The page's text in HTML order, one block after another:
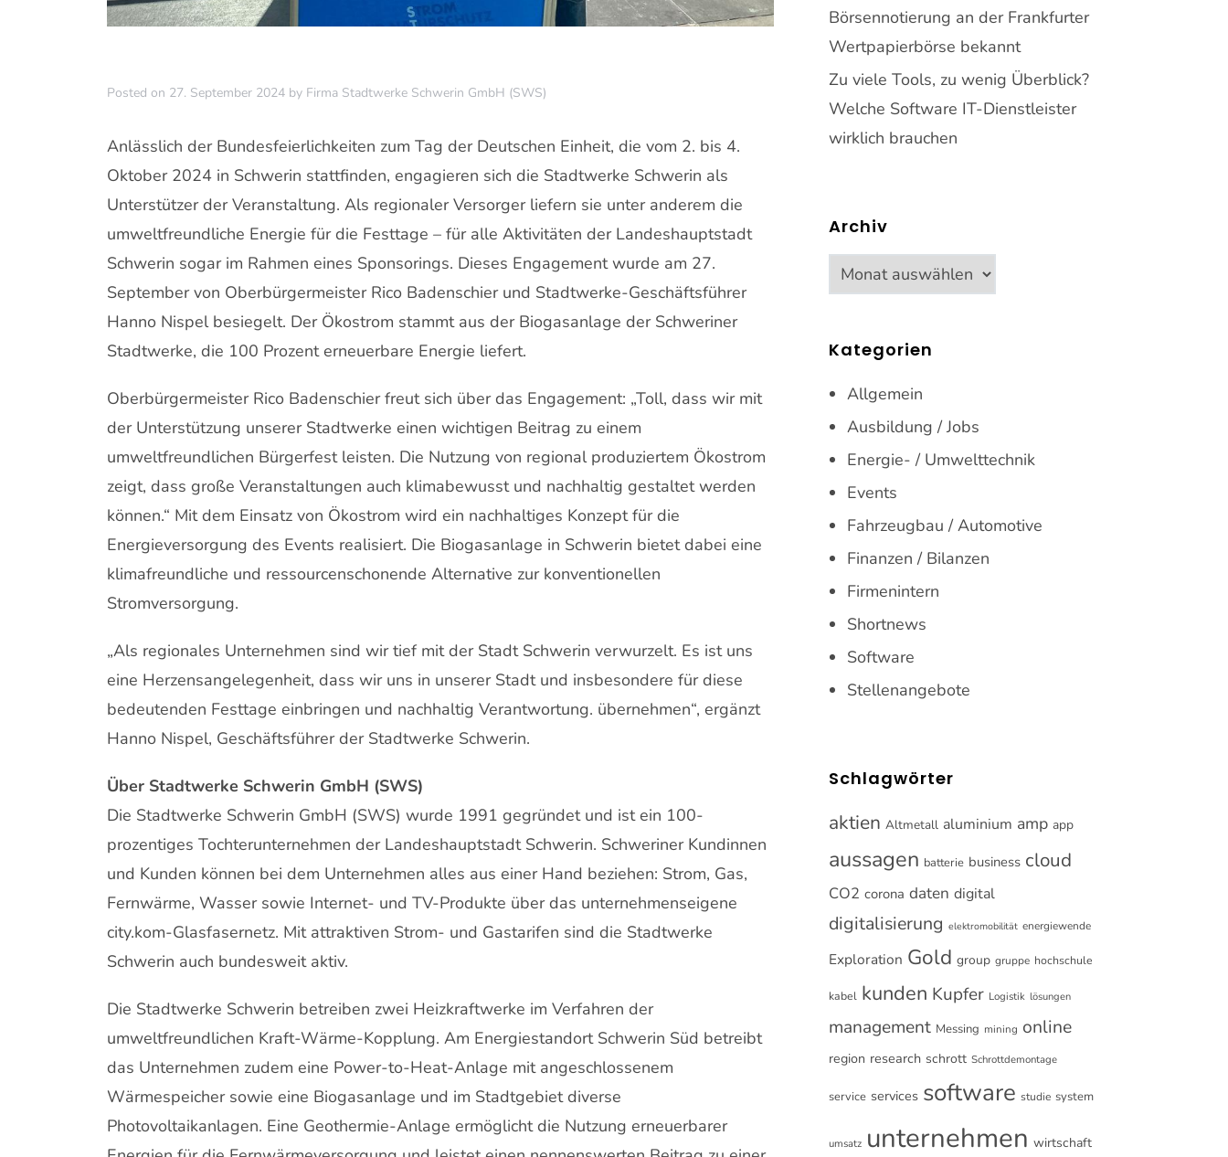
Posted on 27. September 2024 by Firma Stadtwerke Schwerin GmbH (SWS)
Anlässlich der Bundesfeierlichkeiten zum Tag der Deutschen Einheit, die vom 2. bis 4.
Oktober 2024 in Schwerin stattfinden, engagieren sich die Stadtwerke Schwerin als
Unterstützer der Veranstaltung. Als regionaler Versorger liefern sie unter anderem die
umweltfreundliche Energie für die Festtage – für alle Aktivitäten der Landeshauptstadt
Schwerin sogar im Rahmen eines Sponsorings. Dieses Engagement wurde am 27.
September von Oberbürgermeister Rico Badenschier und Stadtwerke-Geschäftsführer
Hanno Nispel besiegelt. Der Ökostrom stammt aus der Biogasanlage der Schweriner
Stadtwerke, die 100 Prozent erneuerbare Energie liefert.
Oberbürgermeister Rico Badenschier freut sich über das Engagement: „Toll, dass wir mit
der Unterstützung unserer Stadtwerke einen wichtigen Beitrag zu einem
umweltfreundlichen Bürgerfest leisten. Die Nutzung von regional produziertem Ökostrom
zeigt, dass große Veranstaltungen auch klimabewusst und nachhaltig gestaltet werden
können.“ Mit dem Einsatz von Ökostrom wird ein nachhaltiges Konzept für die
Energieversorgung des Events realisiert. Die Biogasanlage in Schwerin bietet dabei eine
klimafreundliche und ressourcenschonende Alternative zur konventionellen
Stromversorgung.
„Als regionales Unternehmen sind wir tief mit der Stadt Schwerin verwurzelt. Es ist uns
eine Herzensangelegenheit, dass wir uns in unserer Stadt und insbesondere für diese
bedeutenden Festtage einbringen und nachhaltig Verantwortung. übernehmen“, ergänzt
Hanno Nispel, Geschäftsführer der Stadtwerke Schwerin.
Über Stadtwerke Schwerin GmbH (SWS)
Die Stadtwerke Schwerin GmbH (SWS) wurde 1991 gegründet und ist ein 100-
prozentiges Tochterunternehmen der Landeshauptstadt Schwerin. Schweriner Kundinnen
und Kunden können bei dem Unternehmen alles aus einer Hand beziehen: Strom, Gas,
Fernwärme, Wasser sowie Internet- und TV-Produkte über das unternehmenseigene
city.kom-Glasfasernetz. Mit attraktiven Strom- und Gastarifen sind die Stadtwerke
Schwerin auch bundesweit aktiv.
Die Stadtwerke Schwerin betreiben zwei Heizkraftwerke im Verfahren der
umweltfreundlichen Kraft-Wärme-Kopplung. Am Energiestandort Schwerin Süd betreibt
das Unternehmen zudem eine Power-to-Heat-Anlage mit angeschlossenem
Wärmespeicher sowie eine Biogasanlage und im Stadtgebiet diverse
Photovoltaikanlagen. Eine Geothermie-Anlage ermöglicht die Nutzung erneuerbarer
Börsennotierung an der Frankfurter
Wertpapierbörse bekannt
Zu viele Tools, zu wenig Überblick?
Welche Software IT-Dienstleister
wirklich brauchen
Archiv
Archiv
Kategorien
Allgemein
Ausbildung / Jobs
Energie- / Umwelttechnik
Events
Fahrzeugbau / Automotive
Finanzen / Bilanzen
Firmenintern
Shortnews
Software
Stellenangebote
Schlagwörter
aktien Altmetall aluminium amp app
aussagen batterie business cloud
CO2 corona daten digital
digitalisierung elektromobilität energiewende
Exploration Gold group gruppe hochschule
kabel kunden Kupfer Logistik lösungen
management Messing mining online
region research schrott Schrottdemontage
service services software studie system
umsatz unternehmen wirtschaft